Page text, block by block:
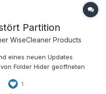
Partition
WiseCleaner Products
eines neuen Updates
Folder Hider geöffneten
betroffene Laufwerk so
1